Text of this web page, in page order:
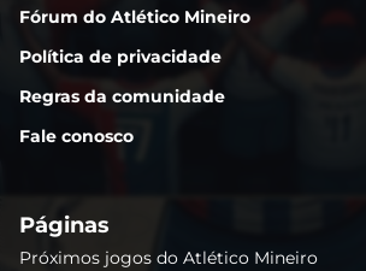
Fórum do Atlético Mineiro
Política de privacidade
Regras da comunidade
Fale conosco
Páginas
Próximos jogos do Atlético Mineiro